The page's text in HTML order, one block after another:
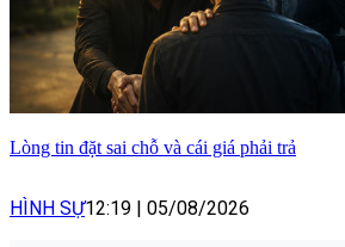
Lòng tin đặt sai chỗ và cái giá phải trả
HÌNH SỰ12:19 05/08/2026